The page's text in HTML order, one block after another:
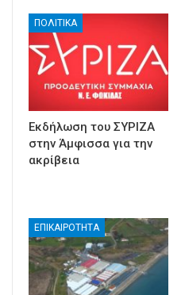
ΠΟΛΙΤΙΚΑ
Εκδήλωση του ΣΥΡΙΖΑ
στην Άμφισσα για την
ακρίβεια
ΕΠΙΚΑΙΡΟΤΗΤΑ